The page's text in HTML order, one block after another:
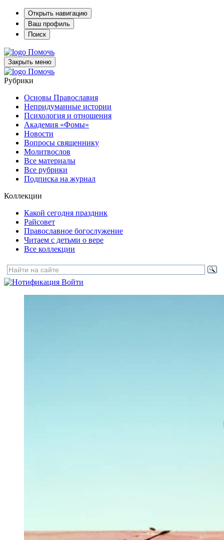
Открыть навигацию
Ваш профиль
Поиск
Помочь
Закрыть меню
Помочь
Рубрики
Основы Православия
Непридуманные истории
Психология и отношения
Академия «Фомы»
Новости
Вопросы священнику
Молитвослов
Все материалы
Все рубрики
Подписка на журнал
Коллекции
Какой сегодня праздник
Райсовет
Православное богослужение
Читаем с детьми о вере
Все коллекции
Войти